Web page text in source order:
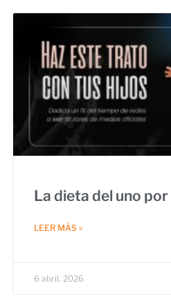
La dieta del uno
LEER MÁS »
6 abril, 2026